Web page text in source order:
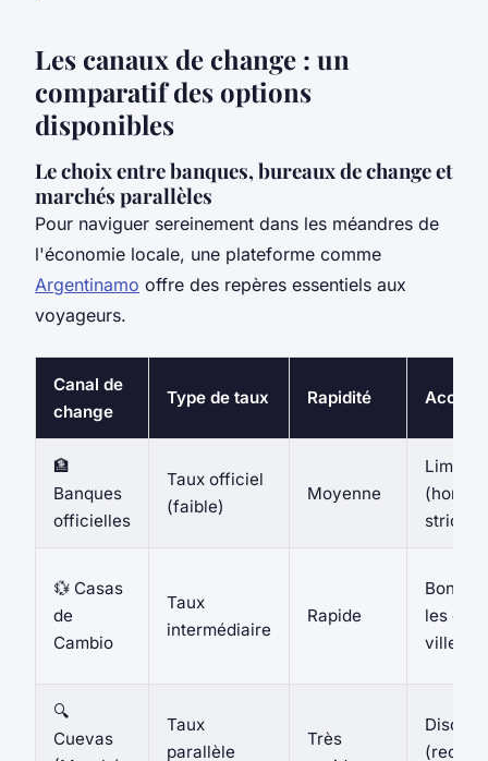
Les canaux de change : un
comparatif des options
disponibles
Le choix entre banques, bureaux de change et
marchés parallèles
Pour naviguer sereinement dans les méandres de
l'économie locale, une plateforme comme
Argentinamo offre des repères essentiels aux
voyageurs.
Canal de
change
Type de taux Rapidité
🏦
Banques
officielles
Taux officiel
(faible)
Moyenne
Limited
stricts)
💱 Casas
de
Cambio
Taux
intermédiaire
Rapide
Bonne
les
villes)
🔍
Cuevas
Taux
parallèle
Très